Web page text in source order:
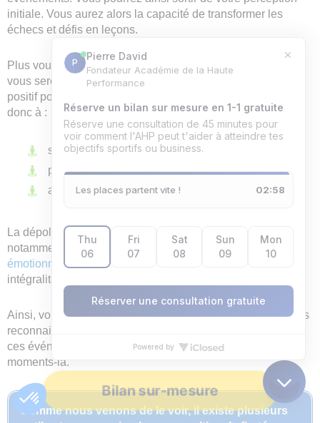
initiale. Vous aurez alors la capacité de transformer les
échecs et défis en leçons.
Plus vous aurez une vision globale de l’événement, plus
vous serez prêt à en tirer profit. Vous pourrez en tirer le
positif pour votre épanouissement personnel. Cela aide
donc à :
se développer ;
progresser ;
atteindre ses objectifs.
La dépolarisation peut être utilisée au quotidien en sport
notamment lors des échecs, des blessures ou du
burn out
émotionnel . Elle vous permet de voir la situation dans son
intégralité.
Ainsi, vous évitez de rester sur les pensées négatives. Vous
reconnaissez ce que ces situations vous ont apporté. Vivre
ces événements vous aide à être fier de vous dans ces
moments-là.
Comme nous venons de le voir, il existe plusieurs
Bilan sur-mesure